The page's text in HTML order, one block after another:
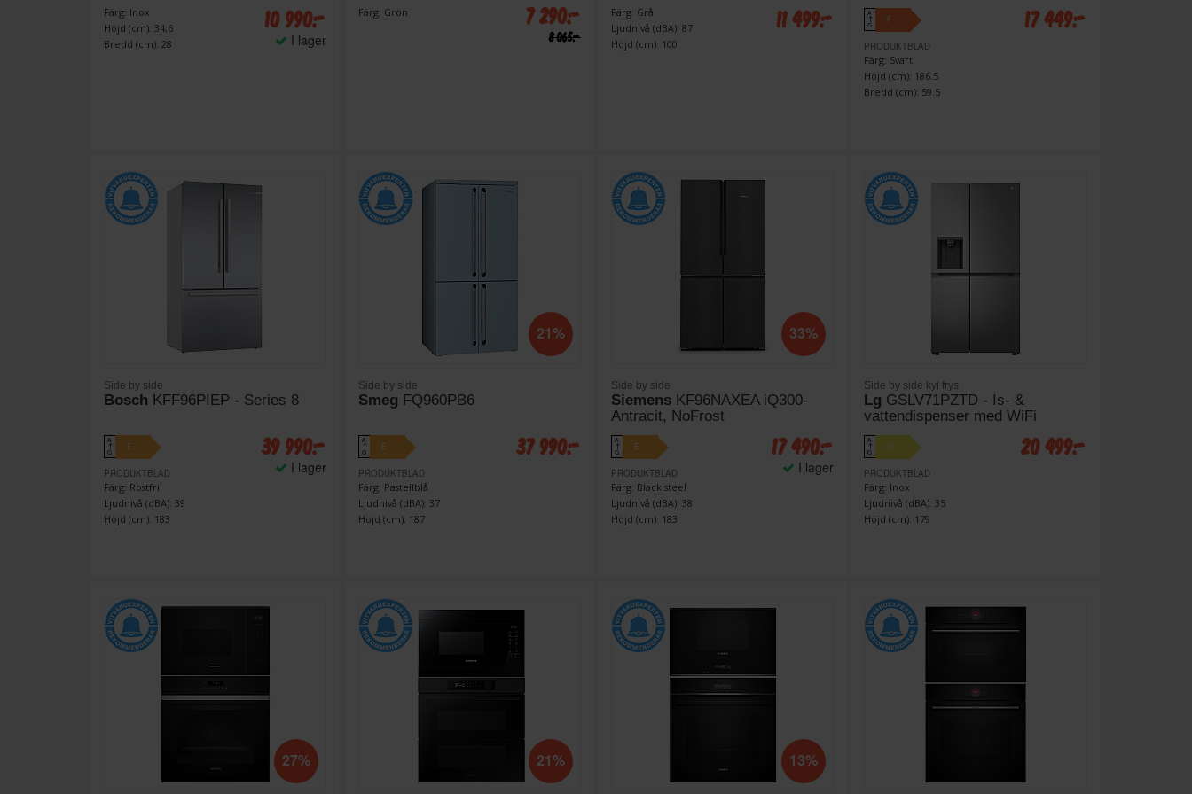
Färg: Inox
Höjd (cm): 34,6
Bredd (cm): 28
10 990:-
I lager
Färg: Grön 7 290:-
8 065:-
Färg: Grå
Ljudnivå (dBA): 87
Höjd (cm): 100
11 499:-
A
↑
G
F
PRODUKTBLAD
Färg: Svart
Höjd (cm): 186.5
Bredd (cm): 59.5
17 449:-
Side by side
Bosch KFF96PIEP - Series 8
A
↑
G
E
PRODUKTBLAD
Färg: Rostfri
Ljudnivå (dBA): 39
Höjd (cm): 183
39 990:-
I lager
21%
Side by side
Smeg FQ960PB6
A
↑
G
E
PRODUKTBLAD
Färg: Pastellblå
Ljudnivå (dBA): 37
Höjd (cm): 187
37 990:-
33%
Side by side
Siemens KF96NAXEA iQ300-
Antracit, NoFrost
A
↑
G
E
PRODUKTBLAD
Färg: Black steel
Ljudnivå (dBA): 38
Höjd (cm): 183
17 490:-
I lager
Side by side kyl frys
Lg GSLV71PZTD - Is- &
vattendispenser med WiFi
A
↑
G
D
PRODUKTBLAD
Färg: Inox
Ljudnivå (dBA): 35
Höjd (cm): 179
20 499:-
27% 21% 13%